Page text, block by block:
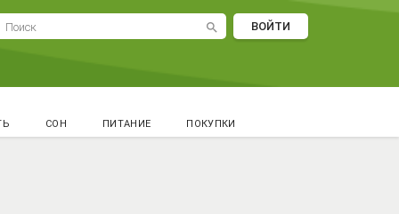
search ВОЙТИ
СОН ПИТАНИЕ ПОКУПКИ